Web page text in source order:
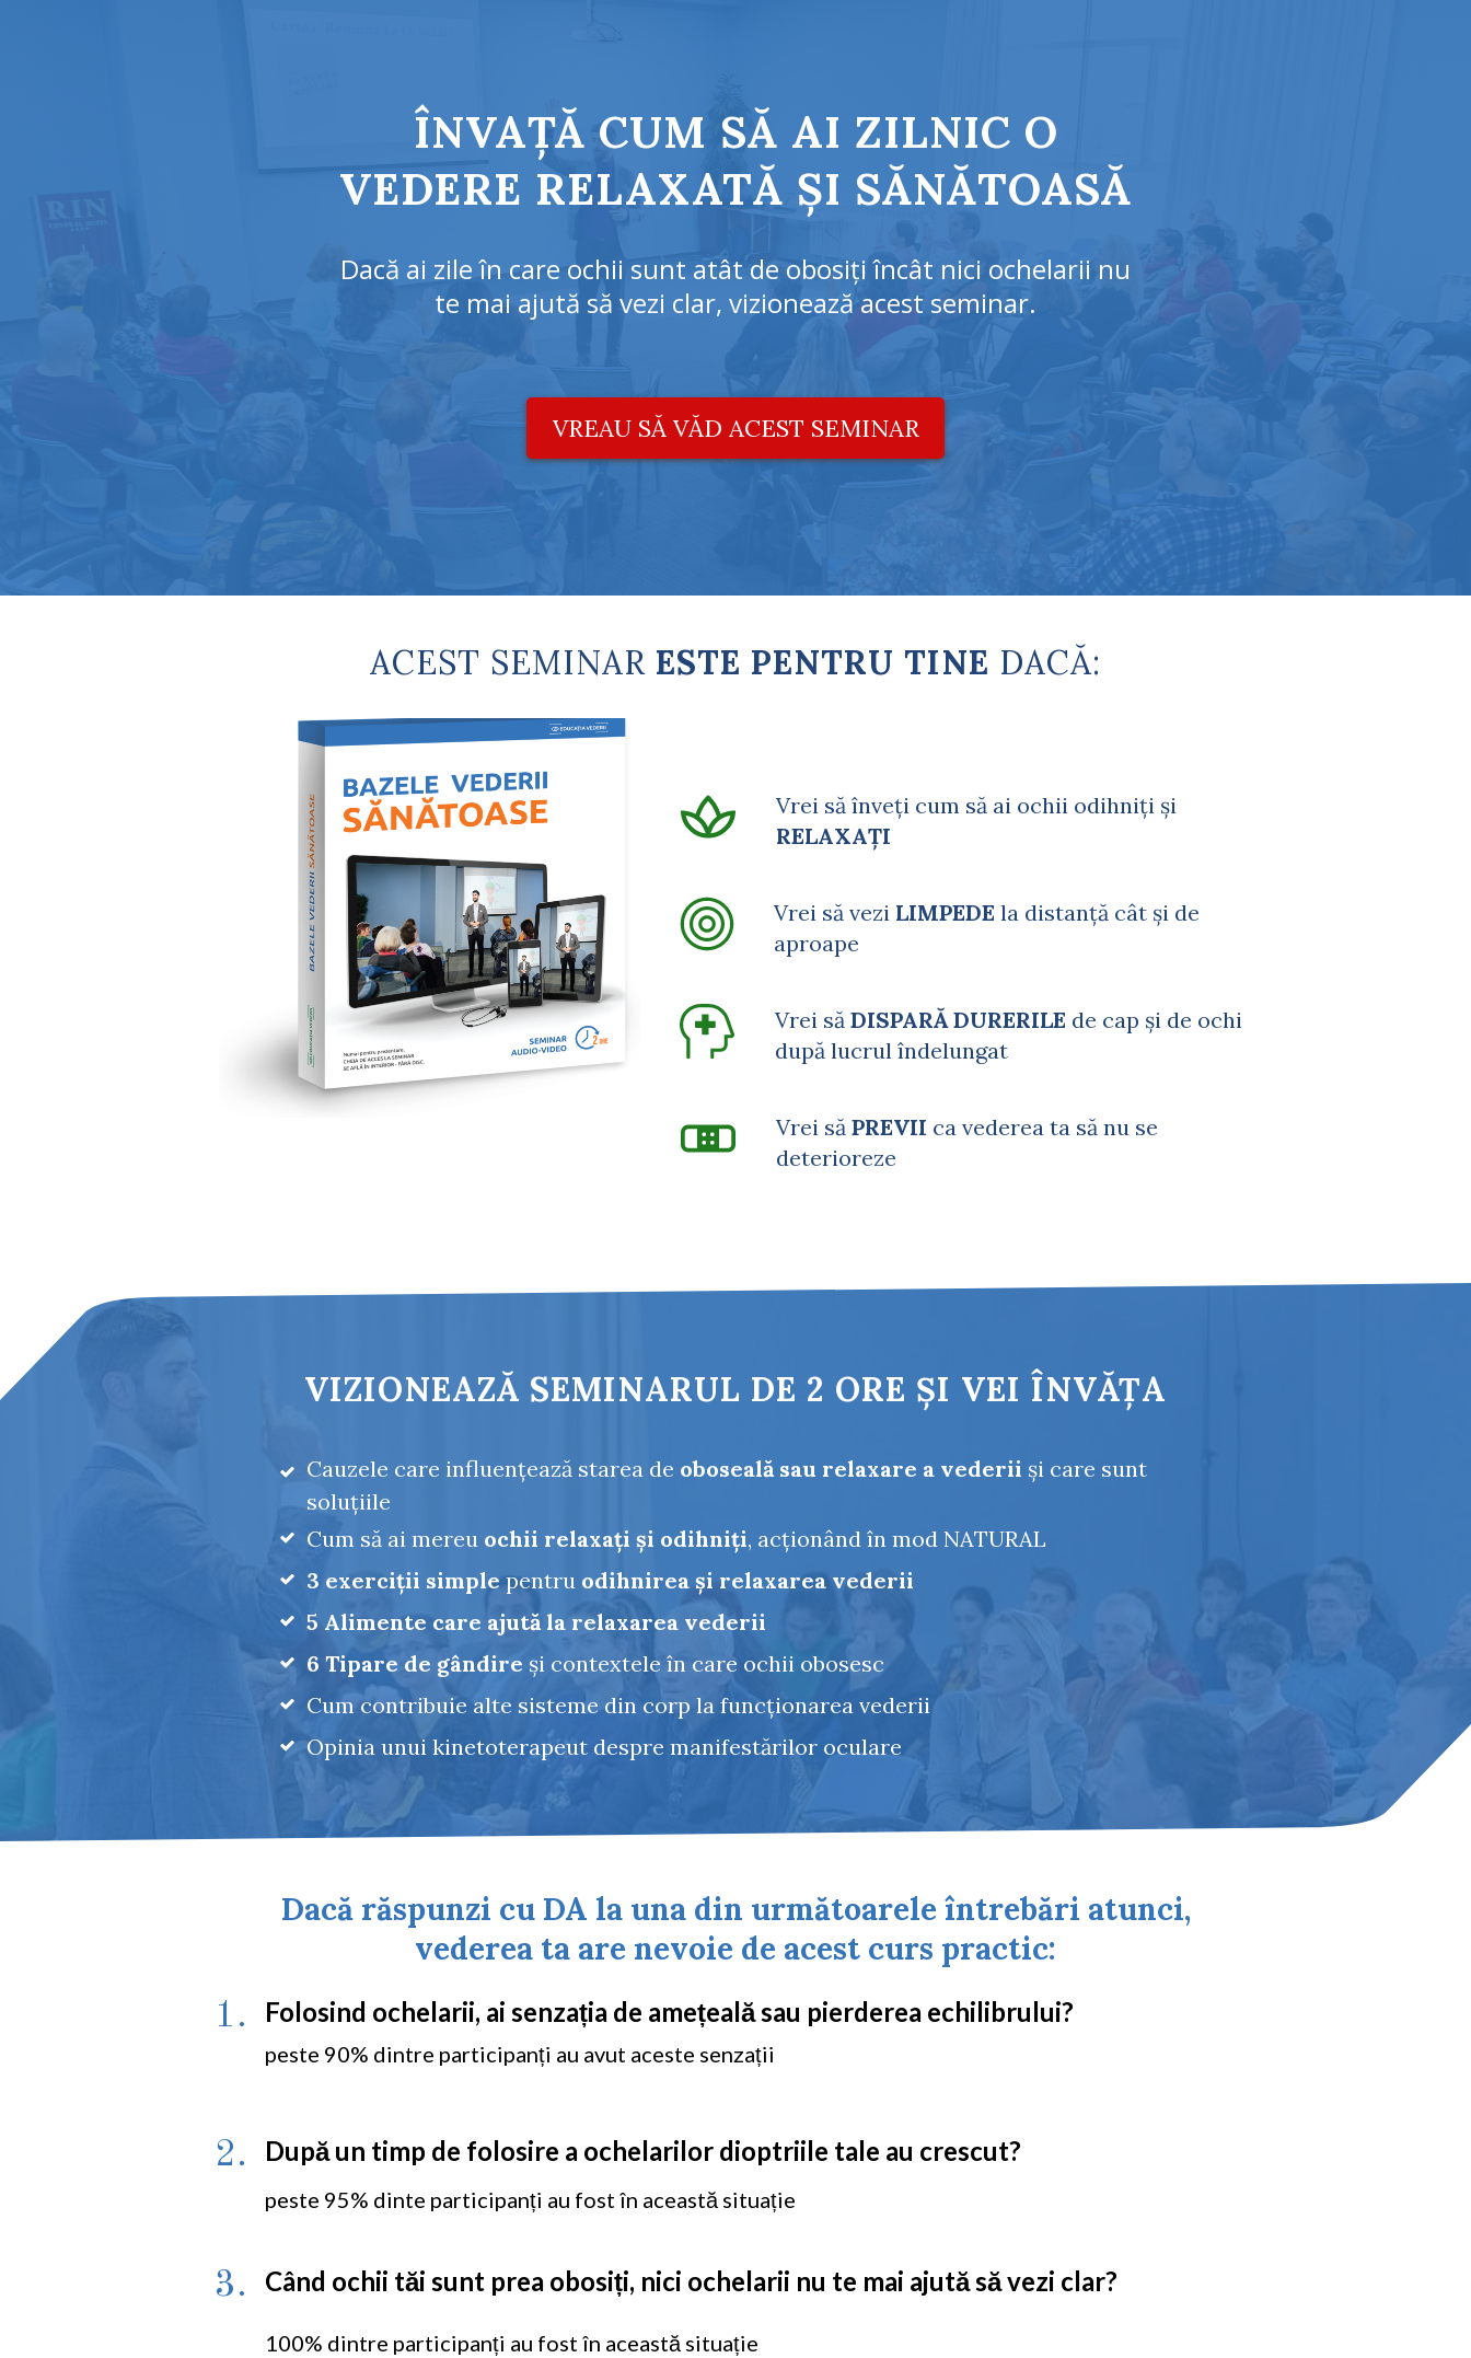
ÎNVAȚĂ CUM SĂ AI ZILNIC O
VEDERE RELAXATĂ ȘI SĂNĂTOASĂ
Dacă ai zile în care ochii sunt atât de obosiți încât nici ochelarii nu
te mai ajută să vezi clar, vizionează acest seminar.
VREAU SĂ VĂD ACEST SEMINAR
ACEST SEMINAR ESTE PENTRU TINE DACĂ:
Vrei să înveți cum să ai ochii odihniți și
RELAXAȚI
Vrei să vezi LIMPEDEla distanță cât și de
aproape
Vrei săDISPARĂ DURERILE de cap și de ochi
după lucrul îndelungat
Vrei săPREVII ca vederea ta să nu se
deterioreze
VIZIONEAZĂ SEMINARUL DE 2 ORE ȘI VEI ÎNVĂȚA
Cauzele care influențează starea de oboseală sau relaxare a vederii și care sunt
soluțiile
Cum să ai mereu ochii relaxați și odihniți, acționând în mod NATURAL
3 exerciții simple pentru odihnirea și relaxarea vederii
5 Alimente care ajută la relaxarea vederii
6 Tipare de gândire și contextele în care ochii obosesc
Cum contribuie alte sisteme din corp la funcționarea vederii
Opinia unui kinetoterapeut despre manifestărilor oculare
Dacă răspunzi cu DA la una din următoarele întrebări atunci,
vederea ta are nevoie de acest curs practic:
1. Folosind ochelarii, ai senzația de amețeală sau pierderea echilibrului?
peste 90% dintre participanți au avut aceste senzații
2. După un timp de folosire a ochelarilor dioptriile tale au crescut?
peste 95% dinte participanți au fost în această situație
3. Când ochii tăi sunt prea obosiți, nici ochelarii nu te mai ajută să vezi clar?
100% dintre participanți au fost în această situație